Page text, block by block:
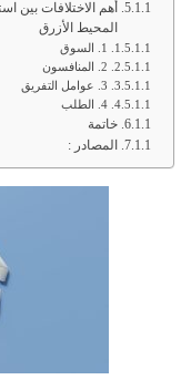
أهم الاختلافات بين
المحيط الأزرق
1. السوق
2. المنافسون
3. عوامل التفريق
4. الطلب
خاتمة
المصادر :